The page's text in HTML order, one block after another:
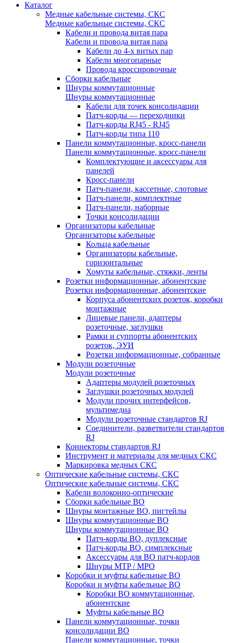
Каталог
Медные кабельные системы, СКС
Медные кабельные системы, СКС
Кабели и провода витая пара
Кабели и провода витая пара
Кабели до 4-х витых пар
Кабели многопарные
Провода кроссировочные
Сборки кабельные
Шнуры коммутационные
Шнуры коммутационные
Кабели для точек консолидации
Патч-корды — переходники
Патч-корды RJ45 - RJ45
Патч-корды типа 110
Панели коммутационные, кросс-панели
Панели коммутационные, кросс-панели
Комплектующие и аксессуары для
панелей
Кросс-панели
Патч-панели, кассетные, слотовые
Патч-панели, комплектные
Патч-панели, наборные
Точки консолидации
Организаторы кабельные
Организаторы кабельные
Кольца кабельные
Организаторы кабельные,
горизонтальные
Хомуты кабельные, стяжки, ленты
Розетки информационные, абонентские
Розетки информационные, абонентские
Корпуса абонентских розеток, коробки
монтажные
Лицевые панели, адаптеры
розеточные, заглушки
Рамки и суппорты абонентских
розеток, ЭУИ
Розетки информационные, собранные
Модули розеточные
Модули розеточные
Адаптеры модулей розеточных
Заглушки розеточных модулей
Модули прочих интерфейсов,
мультимедиа
Модули розеточные стандартов RJ
Соединители, разветвители стандартов
RJ
Коннекторы стандартов RJ
Инструмент и материалы для медных СКС
Маркировка медных СКС
Оптические кабельные системы, СКС
Оптические кабельные системы, СКС
Кабели волоконно-оптические
Сборки кабельные ВО
Шнуры монтажные ВО, пигтейлы
Шнуры коммутационные ВО
Шнуры коммутационные ВО
Патч-корды ВО, дуплексные
Патч-корды ВО, симплексные
Аксессуары для ВО патч-кордов
Шнуры MTP / MPO
Коробки и муфты кабельные ВО
Коробки и муфты кабельные ВО
Коробки ВО коммутационные,
абонентские
Муфты кабельные ВО
Панели коммутационные, точки
консолидации ВО
Панели коммутационные, точки